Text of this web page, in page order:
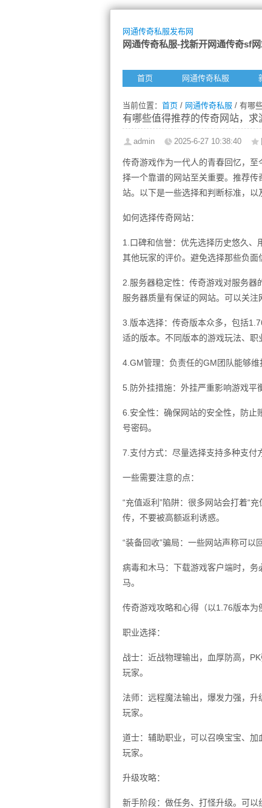
网通传奇私服发布网
网通传奇私服-找新开网通传奇sf
首页 网通传奇私服
当前位置： 首页 / 网通传奇私服 / 有哪
有哪些值得推荐的传奇网站，求
admin 2025-6-27 10:38:40
传奇游戏作为一代人的青春回忆，
择一个靠谱的网站至关重要。推荐
站。以下是一些选择和判断标准，以
如何选择传奇网站：
1.口碑和信誉：优先选择历史悠久
其他玩家的评价。避免选择那些负面
2.服务器稳定性：传奇游戏对服务
服务器质量有保证的网站。可以关注
3.版本选择：传奇版本众多，包括
适的版本。不同版本的游戏玩法、职
4.GM管理：负责任的GM团队能够维
5.防外挂措施：外挂严重影响游戏平
6.安全性：确保网站的安全性，防止
号密码。
7.支付方式：尽量选择支持多种支付
一些需要注意的点：
“充值返利”陷阱：很多网站会打着“
传，不要被高额返利诱惑。
“装备回收”骗局：一些网站声称可以
病毒和木马：下载游戏客户端时，
马。
传奇游戏攻略和心得（以1.76版本为
职业选择：
战士：近战物理输出，血厚防高，
玩家。
法师：远程魔法输出，爆发力强，
玩家。
道士：辅助职业，可以召唤宝宝、
玩家。
升级攻略：
新手阶段：做任务、打怪升级。可以